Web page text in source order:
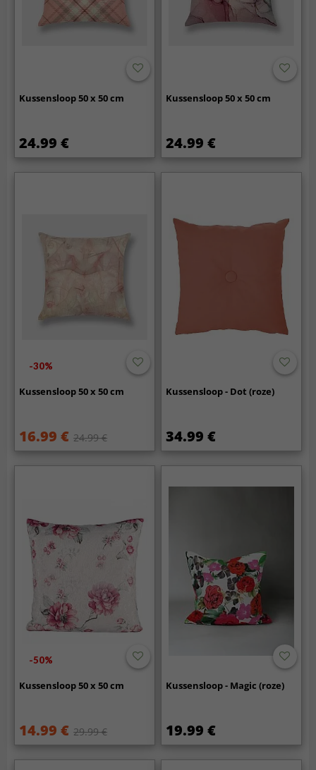
Kussensloop 50 x 50 cm
24.99 €
Kussensloop 50 x 50 cm
24.99 €
-30%
Kussensloop 50 x 50 cm
16.99 € 24.99 €
Kussensloop - Dot (roze)
34.99 €
-50%
Kussensloop 50 x 50 cm
14.99 € 29.99 €
Kussensloop - Magic (roze)
19.99 €